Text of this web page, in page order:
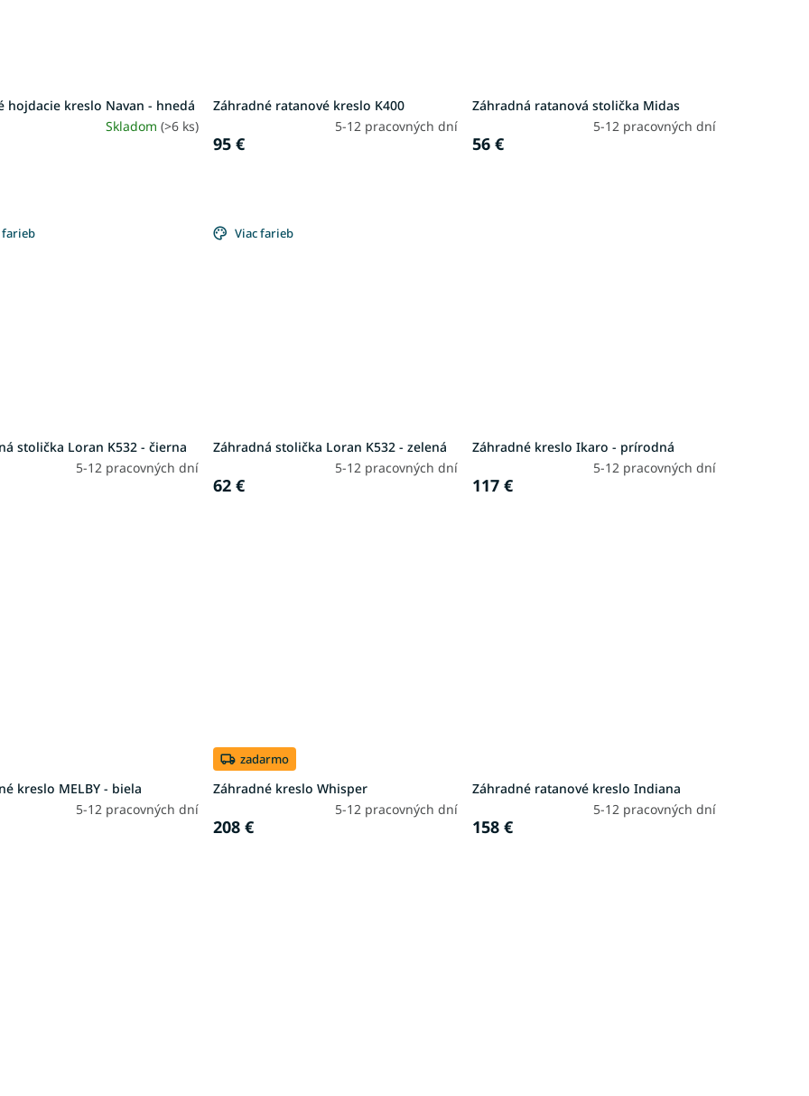
hojdacie kreslo Navan - hnedá
Skladom(>6 ks)
Záhradné ratanové kreslo K400
5-12 pracovných dní
95 €
Záhradná ratanová stolička Midas
5-12 pracovných dní
56 €
farieb
stolička Loran K532 - čierna
5-12 pracovných dní
Viac farieb
Záhradná stolička Loran K532 - zelená
5-12 pracovných dní
62 €
Záhradné kreslo Ikaro - prírodná
5-12 pracovných dní
117 €
kreslo MELBY - biela
5-12 pracovných dní
zadarmo
Záhradné kreslo Whisper
5-12 pracovných dní
208 €
Záhradné ratanové kreslo Indiana
5-12 pracovných dní
158 €